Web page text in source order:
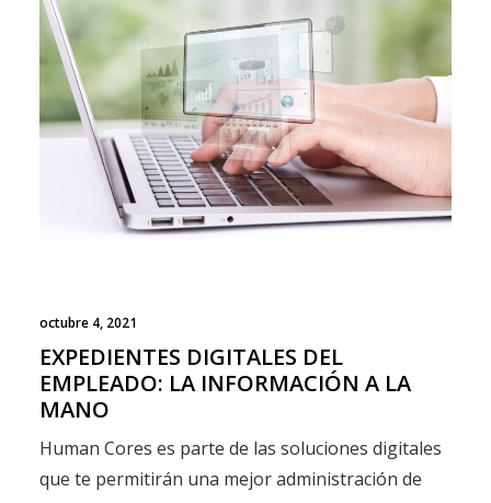
octubre 4, 2021
EXPEDIENTES DIGITALES DEL
EMPLEADO: LA INFORMACIÓN A LA
MANO
Human Cores es parte de las soluciones digitales
que te permitirán una mejor administración de